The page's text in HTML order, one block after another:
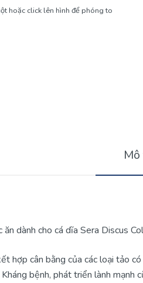
Cảnh
hoặc click lên hình để phóng to
ăn dành cho cá dĩa Sera Discus
hợp cân bằng của các loại tảo
Kháng bệnh, phát triển lành mạnh